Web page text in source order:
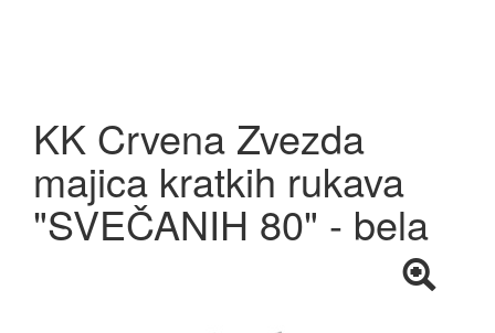
KK Crvena Zvezda
majica kratkih rukava
"SVEČANIH 80" - bela